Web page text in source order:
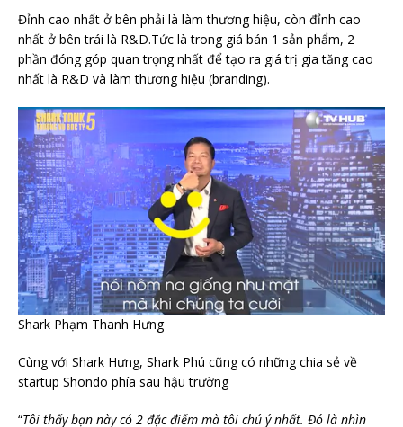
Đỉnh cao nhất ở bên phải là làm thương hiệu, còn đỉnh cao
nhất ở bên trái là R&D.Tức là trong giá bán 1 sản phẩm, 2
phần đóng góp quan trọng nhất để tạo ra giá trị gia tăng cao
nhất là R&D và làm thương hiệu (branding).
Shark Phạm Thanh Hưng
Cùng với Shark Hưng, Shark Phú cũng có những chia sẻ về
startup Shondo phía sau hậu trường
“Tôi thấy bạn này có 2 đặc điểm mà tôi chú ý nhất. Đó là nhìn